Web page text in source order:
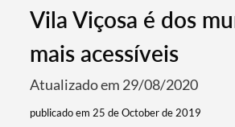
Vila Viçosa é dos
mais acessíveis
Atualizado em 29/08/2020
publicado em 25 de October de 2019